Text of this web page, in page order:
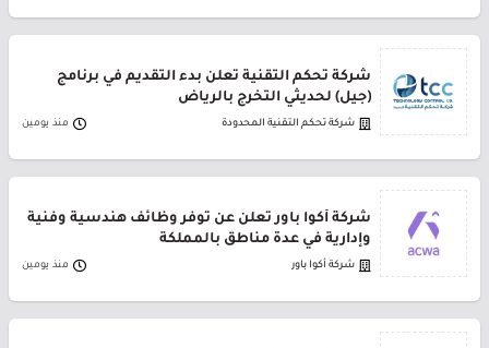
شركة تحكم التقنية تعلن بدء التقديم في برنامج
(جيل) لحديثي التخرج بالرياض
شركة تحكم التقنية المحدودة منذ يومين
شركة أكوا باور تعلن عن توفر وظائف هندسية وفنية
وإدارية في عدة مناطق بالمملكة
شركة أكوا باور منذ يومين